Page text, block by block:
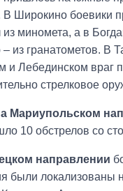
В Широкино боевики
из миномета, а в
– из гранатометов. В
и Лебединском враг
стрелковое
Мариупольском
10 обстрелов со
направлении
были локализованы